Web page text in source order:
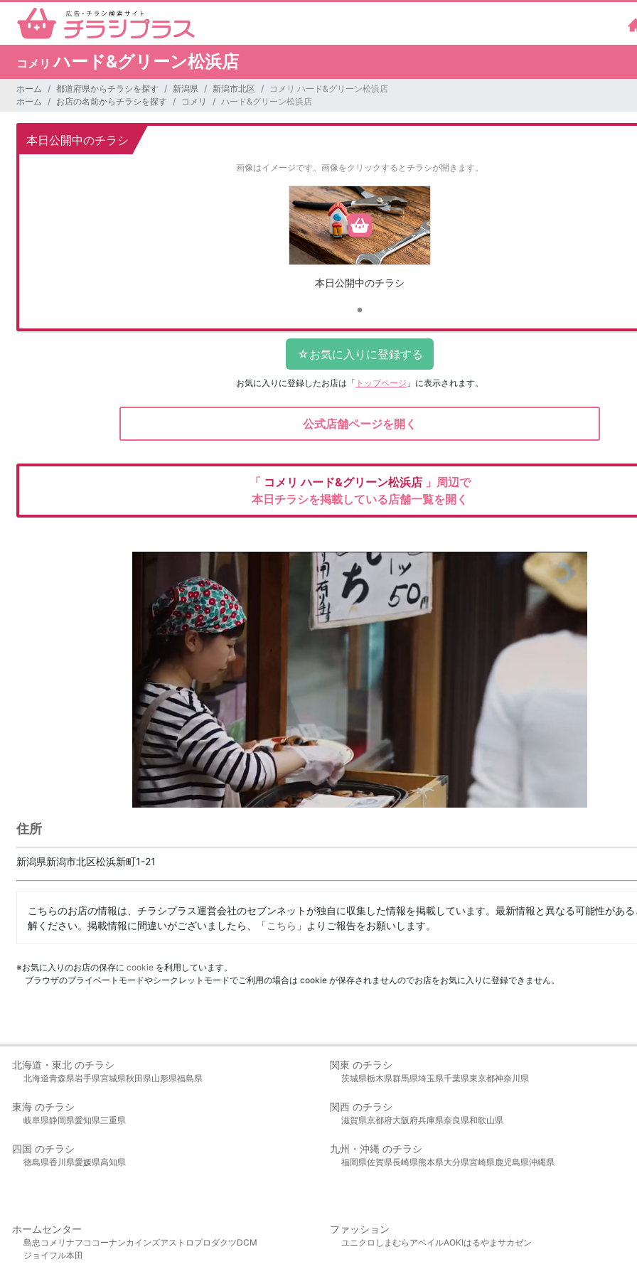
コメリハード&グリーン松浜店
ホーム 都道府県からチラシを探す 新潟県 新潟市北区
コメリ ハード&グリーン松浜店
ホーム
お店の名前からチラシを探す コメリ ハード&グリーン松浜店
本日公開中のチラシ
画像はイメージです。 画像をクリックするとチラシが開きます。
本日公開中のチラシ
お気に入りに登録したお店は 「 トップページ 」に表示されます。
公式店舗ページを開く
「 コメリハード&グリーン松浜店 」周辺で
本日チラシを掲載している店舗一覧を開く
住所
新潟県新潟市北区松浜新町1-21
こちらのお店の情報は、チラシプラス運営会社のセブンネットが独自に収集した情報を掲載しています。最新情報と異なる可能性があ
解ください。掲載情報に間違いがございましたら、「こちら 」よりご報告をお願いします。
※お気に入りのお店の保存に cookie を利用しています。
ブラウザのプライベートモードやシークレットモードでご利用の場合は cookie が保存されませんのでお店をお気に入りに登録できません。
北海道・東北 のチラシ
北海道青森県岩手県宮城県秋田県山形県福島県
関東 のチラシ
茨城県栃木県群馬県埼玉県千葉県東京都神奈川県
東海 のチラシ
岐阜県静岡県愛知県三重県
関西 のチラシ
滋賀県京都府大阪府兵庫県奈良県和歌山県
四国 のチラシ
徳島県香川県愛媛県高知県
九州・沖縄 のチラシ
福岡県佐賀県長崎県熊本県大分県宮崎県鹿児島県沖縄県
ホームセンター
島忠 コメリ ナフコ コーナンカインズアストロプロダクツDCM
ジョイフル本田
ファッション
ユニクロ しまむら アベイルAOKIはるやま サカゼン